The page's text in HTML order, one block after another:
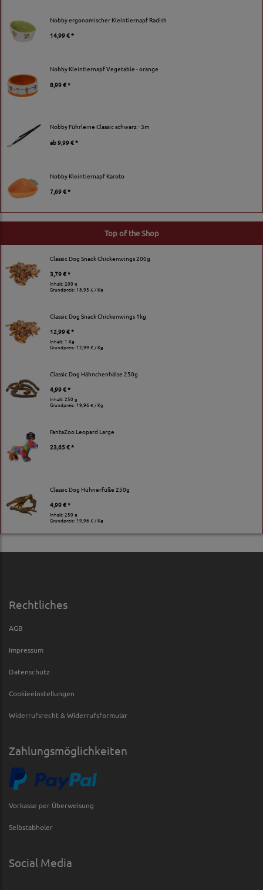
Nobby ergonomischer Kleintiernapf Radish
14,99 € *
Nobby Kleintiernapf Vegetable - orange
8,99 € *
Nobby Führleine Classic schwarz - 3m
ab9,99 € *
Nobby Kleintiernapf Karoto
7,69 € *
Top of the Shop
Classic Dog Snack Chickenwings 200g
3,79 € *
Inhalt: 200 g
Grundpreis: 18,95 € / Kg
Classic Dog Snack Chickenwings 1kg
12,99 € *
Inhalt: 1 Kg
Grundpreis: 12,99 € / Kg
Classic Dog Hähnchenhälse 250g
4,99 € *
Inhalt: 250 g
Grundpreis: 19,96 € / Kg
FantaZoo Leopard Large
23,65 € *
Classic Dog Hühnerfüße 250g
4,99 € *
Inhalt: 250 g
Grundpreis: 19,96 € / Kg
Rechtliches
AGB
Impressum
Datenschutz
Cookieeinstellungen
Widerrufsrecht & Widerrufsformular
Zahlungsmöglichkeiten
Vorkasse per Überweisung
Selbstabholer
Social Media